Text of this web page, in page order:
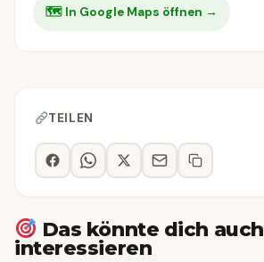
🗺 In Google Maps öffnen →
TEILEN
Das könnte dich auch
interessieren